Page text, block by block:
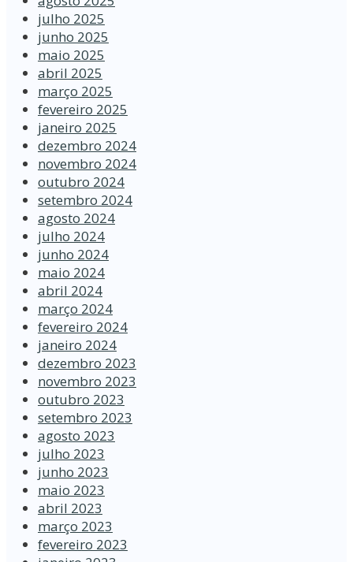
julho 2025
junho 2025
maio 2025
abril 2025
março 2025
fevereiro 2025
janeiro 2025
dezembro 2024
novembro 2024
outubro 2024
setembro 2024
agosto 2024
julho 2024
junho 2024
maio 2024
abril 2024
março 2024
fevereiro 2024
janeiro 2024
dezembro 2023
novembro 2023
outubro 2023
setembro 2023
agosto 2023
julho 2023
junho 2023
maio 2023
abril 2023
março 2023
fevereiro 2023